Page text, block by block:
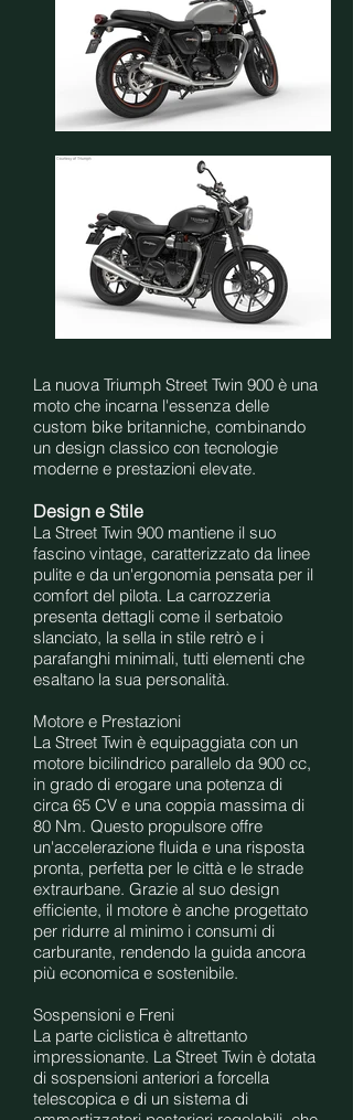
La nuova Triumph Street Twin 900 è una
moto che incarna l'essenza delle
custom bike britanniche, combinando
un design classico con tecnologie
moderne e prestazioni elevate.
Design e Stile
La Street Twin 900 mantiene il suo
fascino vintage, caratterizzato da linee
pulite e da un'ergonomia pensata per il
comfort del pilota. La carrozzeria
presenta dettagli come il serbatoio
slanciato, la sella in stile retrò e i
parafanghi minimali, tutti elementi che
esaltano la sua personalità.
Motore e Prestazioni
La Street Twin è equipaggiata con un
motore bicilindrico parallelo da 900 cc,
in grado di erogare una potenza di
circa 65 CV e una coppia massima di
80 Nm. Questo propulsore offre
un'accelerazione fluida e una risposta
pronta, perfetta per le città e le strade
extraurbane. Grazie al suo design
efficiente, il motore è anche progettato
per ridurre al minimo i consumi di
carburante, rendendo la guida ancora
più economica e sostenibile.
Sospensioni e Freni
La parte ciclistica è altrettanto
impressionante. La Street Twin è dotata
di sospensioni anteriori a forcella
telescopica e di un sistema di